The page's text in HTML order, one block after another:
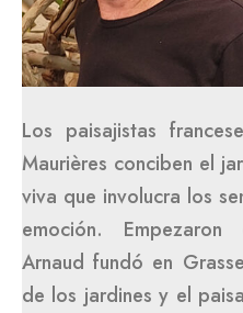
Los paisajistas
Maurières conciben el
viva que involucra los
emoción.
Arnaud fundó en
de los jardines y el